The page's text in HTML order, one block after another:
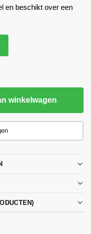
en beschikt over een
winkelwagen